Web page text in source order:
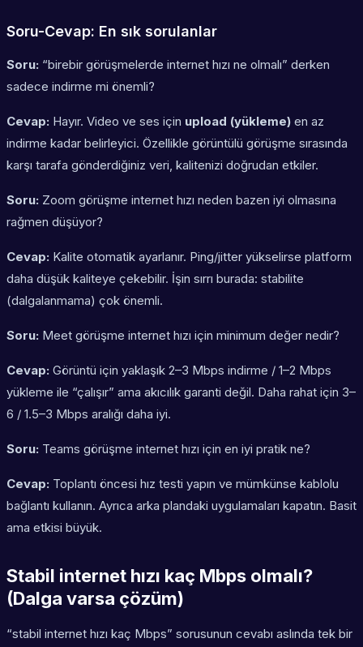
Soru-Cevap: En sık sorulanlar
Soru: “birebir görüşmelerde internet hızı ne olmalı” derken
sadece indirme mi önemli?
Cevap: Hayır. Video ve ses için upload (yükleme) en az
indirme kadar belirleyici. Özellikle görüntülü görüşme sırasında
karşı tarafa gönderdiğiniz veri, kalitenizi doğrudan etkiler.
Soru: Zoom görüşme internet hızı neden bazen iyi olmasına
rağmen düşüyor?
Cevap: Kalite otomatik ayarlanır. Ping/jitter yükselirse platform
daha düşük kaliteye çekebilir. İşin sırrı burada: stabilite
(dalgalanmama) çok önemli.
Soru: Meet görüşme internet hızı için minimum değer nedir?
Cevap: Görüntü için yaklaşık 2–3 Mbps indirme / 1–2 Mbps
yükleme ile “çalışır” ama akıcılık garanti değil. Daha rahat için 3–
6 / 1.5–3 Mbps aralığı daha iyi.
Soru: Teams görüşme internet hızı için en iyi pratik ne?
Cevap: Toplantı öncesi hız testi yapın ve mümkünse kablolu
bağlantı kullanın. Ayrıca arka plandaki uygulamaları kapatın. Basit
ama etkisi büyük.
Stabil internet hızı kaç Mbps olmalı?
(Dalga varsa çözüm)
“stabil internet hızı kaç Mbps” sorusunun cevabı aslında tek bir